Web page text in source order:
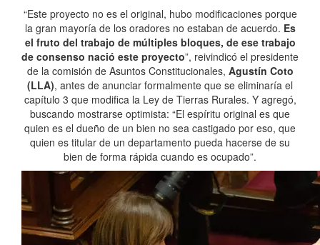
“Este proyecto no es el original, hubo modificaciones porque
la gran mayoría de los oradores no estaban de acuerdo. Es
el fruto del trabajo de múltiples bloques, de ese trabajo
de consenso nació este proyecto”, reivindicó el presidente
de la comisión de Asuntos Constitucionales, Agustín Coto
(LLA), antes de anunciar formalmente que se eliminaría el
capítulo 3 que modifica la Ley de Tierras Rurales. Y agregó,
buscando mostrarse optimista: “El espíritu original es que
quien es el dueño de un bien no sea castigado por eso, que
quien es titular de un departamento pueda hacerse de su
bien de forma rápida cuando es ocupado”.